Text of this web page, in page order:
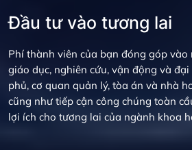
Đầu tư vào tương lai
Phí thành viên của bạn đóng góp vào
giáo dục, nghiên cứu, vận động và
phủ, cơ quan quản lý, tòa án và nhà
cũng như tiếp cận công chúng toàn
lợi ích cho tương lai của ngành khoa